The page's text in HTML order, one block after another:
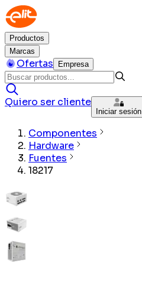
Productos
Marcas
Ofertas Empresa
Quiero ser cliente
Iniciar sesión
Componentes
Hardware
Fuentes
18217